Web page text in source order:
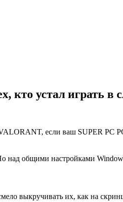
кто устал играть в
если ваш SUPER PC
общими настройками
выкручивать их, как на